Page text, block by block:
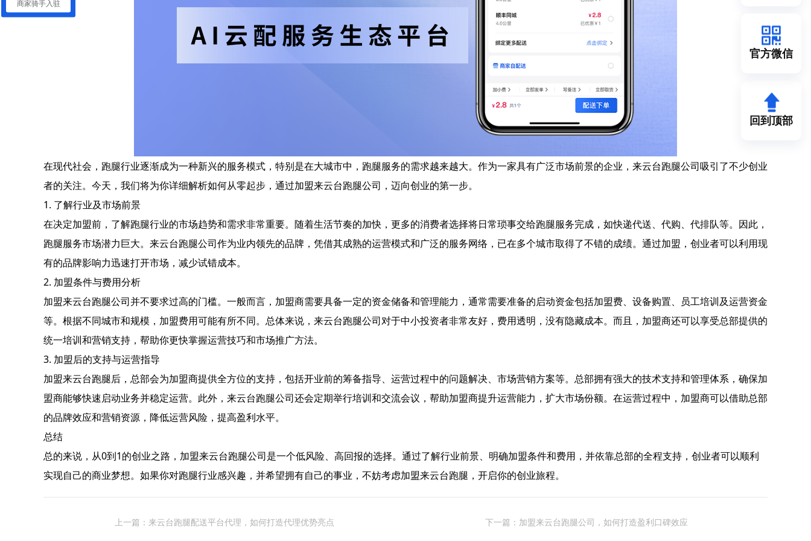
在现代社会，跑腿行业逐渐成为一种新兴的服务模式，特别是在大城市中，跑腿服务的需求越来越大。作为一家具有广泛市场前景的企业，来云台跑腿公司吸引了不少创业
者的关注。今天，我们将为你详细解析如何从零起步，通过加盟来云台跑腿公司，迈向创业的第一步。
1. 了解行业及市场前景
在决定加盟前，了解跑腿行业的市场趋势和需求非常重要。随着生活节奏的加快，更多的消费者选择将日常琐事交给跑腿服务完成，如快递代送、代购、代排队等。因此，
跑腿服务市场潜力巨大。来云台跑腿公司作为业内领先的品牌，凭借其成熟的运营模式和广泛的服务网络，已在多个城市取得了不错的成绩。通过加盟，创业者可以利用现
有的品牌影响力迅速打开市场，减少试错成本。
2. 加盟条件与费用分析
加盟来云台跑腿公司并不要求过高的门槛。一般而言，加盟商需要具备一定的资金储备和管理能力，通常需要准备的启动资金包括加盟费、设备购置、员工培训及运营资金
等。根据不同城市和规模，加盟费用可能有所不同。总体来说，来云台跑腿公司对于中小投资者非常友好，费用透明，没有隐藏成本。而且，加盟商还可以享受总部提供的
统一培训和营销支持，帮助你更快掌握运营技巧和市场推广方法。
3. 加盟后的支持与运营指导
加盟来云台跑腿后，总部会为加盟商提供全方位的支持，包括开业前的筹备指导、运营过程中的问题解决、市场营销方案等。总部拥有强大的技术支持和管理体系，确保加
盟商能够快速启动业务并稳定运营。此外，来云台跑腿公司还会定期举行培训和交流会议，帮助加盟商提升运营能力，扩大市场份额。在运营过程中，加盟商可以借助总部
的品牌效应和营销资源，降低运营风险，提高盈利水平。
总结
总的来说，从0到1的创业之路，加盟来云台跑腿公司是一个低风险、高回报的选择。通过了解行业前景、明确加盟条件和费用，并依靠总部的全程支持，创业者可以顺利
实现自己的商业梦想。如果你对跑腿行业感兴趣，并希望拥有自己的事业，不妨考虑加盟来云台跑腿，开启你的创业旅程。
上一篇：来云台跑腿配送平台代理，如何打造代理优势亮点 下一篇：加盟来云台跑腿公司，如何打造盈利口碑效应
官方微信
回到顶部
商家骑手入驻